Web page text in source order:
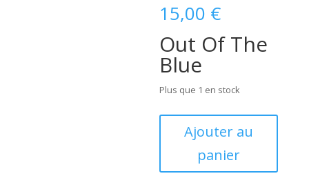
15,00 €
Out Of The
Blue
Plus que 1 en stock
Ford
Ajouter au
panier